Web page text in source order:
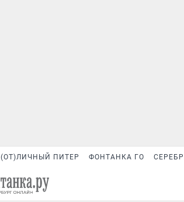
(ОТ)ЛИЧНЫЙ ПИТЕР ФОНТАНКА ГО